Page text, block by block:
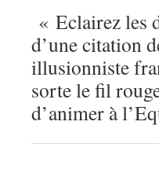
« Eclairez les
d’une citation
illusionniste
sorte le fil
d’animer à